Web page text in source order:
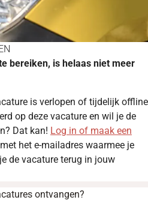
bereiken, is helaas niet meer
is verlopen of tijdelijk offline
op deze vacature en wil je de
Dat kan! Log in of maak een
het e-mailadres waarmee je
de vacature terug in jouw
ontvangen?